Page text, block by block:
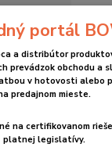
pre OS Windows/
portál
a distribútor
prevádzok obchodu a
v hotovosti alebo
predajnom mieste.
na certifikovanom
platnej legislatívy.